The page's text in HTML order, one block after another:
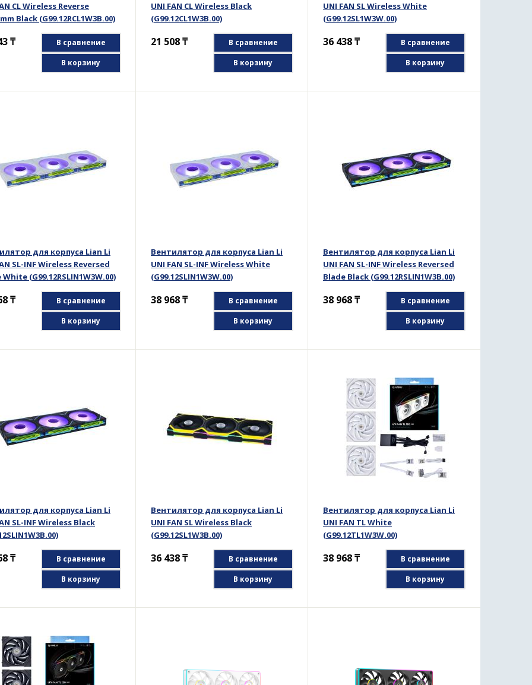
CL Wireless Reverse
Black (G99.12RCL1W3B.00)
₸
В сравнение
В корзину
UNI FAN CL Wireless Black
(G99.12CL1W3B.00)
21 508₸
В сравнение
В корзину
UNI FAN SL Wireless White
(G99.12SL1W3W.00)
36 438₸
В сравнение
В корзину
для корпуса Lian Li
SL-INF Wireless Reversed
(G99.12RSLIN1W3W.00)
₸
В сравнение
В корзину
Вентилятор для корпуса Lian Li
UNI FAN SL-INF Wireless White
(G99.12SLIN1W3W.00)
38 968₸
В сравнение
В корзину
Вентилятор для корпуса Lian Li
UNI FAN SL-INF Wireless Reversed
Blade Black (G99.12RSLIN1W3B.00)
38 968₸
В сравнение
В корзину
для корпуса Lian Li
SL-INF Wireless Black
₸
В сравнение
В корзину
Вентилятор для корпуса Lian Li
UNI FAN SL Wireless Black
(G99.12SL1W3B.00)
36 438₸
В сравнение
В корзину
Вентилятор для корпуса Lian Li
UNI FAN TL White
(G99.12TL1W3W.00)
38 968₸
В сравнение
В корзину